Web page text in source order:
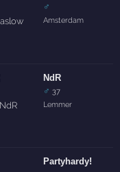
♂
Amsterdam
NdR
♂ 37
Lemmer
Partyhardy!